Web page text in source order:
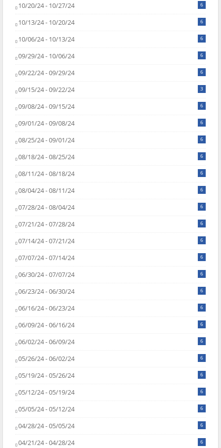
10/20/24 - 10/27/24 6
10/13/24 - 10/20/24 6
10/06/24 - 10/13/24 6
09/29/24 - 10/06/24 6
09/22/24 - 09/29/24 6
09/15/24 - 09/22/24 3
09/08/24 - 09/15/24 6
09/01/24 - 09/08/24 6
08/25/24 - 09/01/24 6
08/18/24 - 08/25/24 6
08/11/24 - 08/18/24 6
08/04/24 - 08/11/24 6
07/28/24 - 08/04/24 6
07/21/24 - 07/28/24 6
07/14/24 - 07/21/24 6
07/07/24 - 07/14/24 6
06/30/24 - 07/07/24 6
06/23/24 - 06/30/24 6
06/16/24 - 06/23/24 6
06/09/24 - 06/16/24 6
06/02/24 - 06/09/24 6
05/26/24 - 06/02/24 6
05/19/24 - 05/26/24 6
05/12/24 - 05/19/24 6
05/05/24 - 05/12/24 6
04/28/24 - 05/05/24 6
04/21/24 - 04/28/24 6